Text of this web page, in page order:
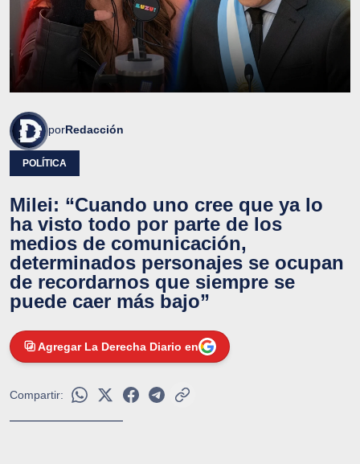
porRedacción
POLÍTICA
Milei: “Cuando uno cree que ya lo
ha visto todo por parte de los
medios de comunicación,
determinados personajes se ocupan
de recordarnos que siempre se
puede caer más bajo”
Agregar La Derecha Diario en
Compartir: